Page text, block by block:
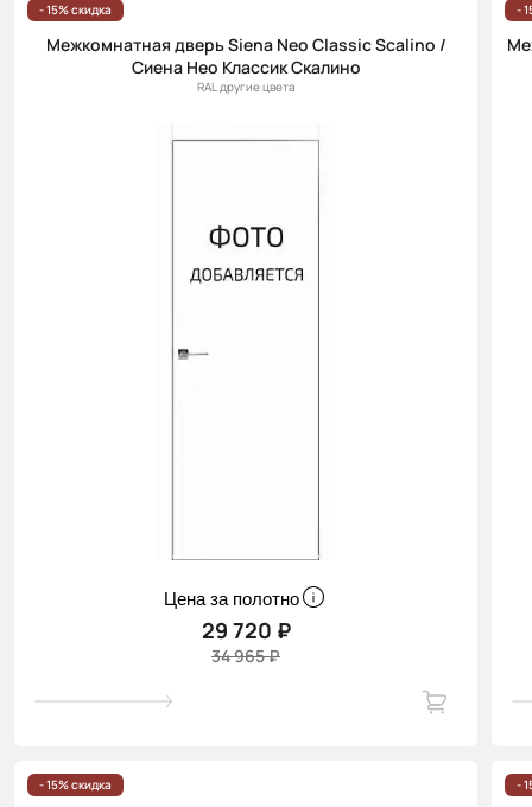
- 15% скидка
Межкомнатная дверь Siena Neo Classic Scalino /
Сиена Нео Классик Скалино
RAL другие цвета
Цена за полотно
29 720 ₽
34 965 ₽
-
- 15% скидка -